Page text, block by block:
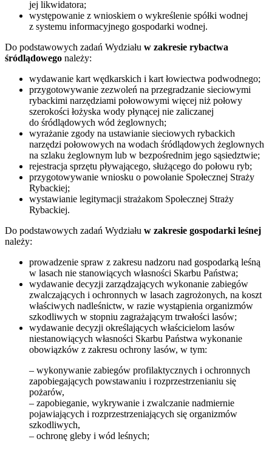
jej likwidatora;
występowanie z wnioskiem o wykreślenie spółki wodnej
z systemu informacyjnego gospodarki wodnej.
Do podstawowych zadań Wydziału w zakresie rybactwa
śródlądowego należy:
wydawanie kart wędkarskich i kart łowiectwa podwodnego;
przygotowywanie zezwoleń na przegradzanie sieciowymi
rybackimi narzędziami połowowymi więcej niż połowy
szerokości łożyska wody płynącej nie zaliczanej
do śródlądowych wód żeglownych;
wyrażanie zgody na ustawianie sieciowych rybackich
narzędzi połowowych na wodach śródlądowych żeglownych
na szlaku żeglownym lub w bezpośrednim jego sąsiedztwie;
rejestracja sprzętu pływającego, służącego do połowu ryb;
przygotowywanie wniosku o powołanie Społecznej Straży
Rybackiej;
wystawianie legitymacji strażakom Społecznej Straży
Rybackiej.
Do podstawowych zadań Wydziału w zakresie gospodarki leśnej
należy:
prowadzenie spraw z zakresu nadzoru nad gospodarką leśną
w lasach nie stanowiących własności Skarbu Państwa;
wydawanie decyzji zarządzających wykonanie zabiegów
zwalczających i ochronnych w lasach zagrożonych, na koszt
właściwych nadleśnictw, w razie wystąpienia organizmów
szkodliwych w stopniu zagrażającym trwałości lasów;
wydawanie decyzji określających właścicielom lasów
niestanowiących własności Skarbu Państwa wykonanie
obowiązków z zakresu ochrony lasów, w tym:
– wykonywanie zabiegów profilaktycznych i ochronnych
zapobiegających powstawaniu i rozprzestrzenianiu się
pożarów,
– zapobieganie, wykrywanie i zwalczanie nadmiernie
pojawiających i rozprzestrzeniających się organizmów
szkodliwych,
– ochronę gleby i wód leśnych;